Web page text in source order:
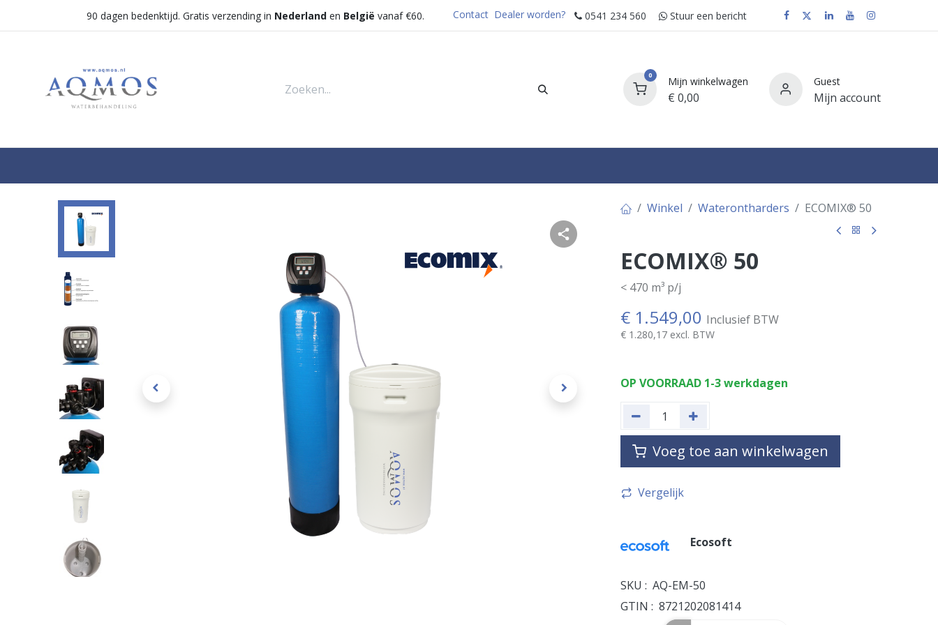
90 dagen bedenktijd. Gratis verzending in Nederlanden België vanaf €60. Contact Dealer worden? 0541 234 560 Stuur e​​​​en bericht
0 Mijn winkelwagen
€ 0,00
Guest
Mijn account
Winkel Waterontharders ECOMIX® 50
ECOMIX® 50
< 470 m³ p/j
€ 1.549,00 Inclusief BTW
€ 1.280,17 excl. BTW
OP VOORRAAD 1-3 werkdagen
Voeg toe aan winkelwagen
Vergelijk
Ecosoft
SKU : AQ-EM-50
GTIN : 8721202081414